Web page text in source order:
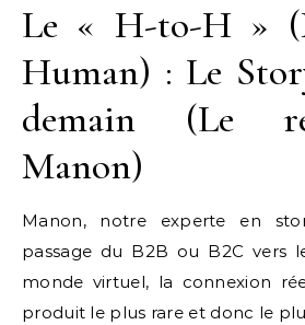
Le « H-to-H »
Human) : Le
demain (Le
Manon)
Manon, notre experte en
passage du B2B ou B2C vers
monde virtuel, la connexion
produit le plus rare et donc le